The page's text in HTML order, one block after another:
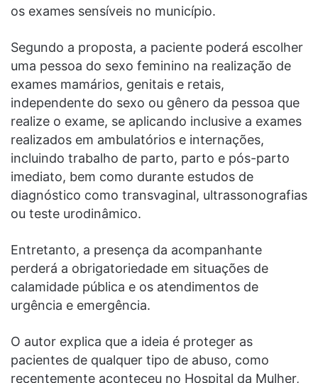
os exames sensíveis no município.
Segundo a proposta, a paciente poderá escolher
uma pessoa do sexo feminino na realização de
exames mamários, genitais e retais,
independente do sexo ou gênero da pessoa que
realize o exame, se aplicando inclusive a exames
realizados em ambulatórios e internações,
incluindo trabalho de parto, parto e pós-parto
imediato, bem como durante estudos de
diagnóstico como transvaginal, ultrassonografias
ou teste urodinâmico.
Entretanto, a presença da acompanhante
perderá a obrigatoriedade em situações de
calamidade pública e os atendimentos de
urgência e emergência.
O autor explica que a ideia é proteger as
pacientes de qualquer tipo de abuso, como
recentemente aconteceu no Hospital da Mulher,